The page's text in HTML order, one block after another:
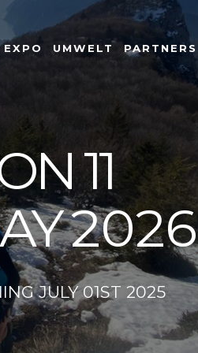
11
2026
JULY 01ST 2025
EXPO UMWELT PARTNERS